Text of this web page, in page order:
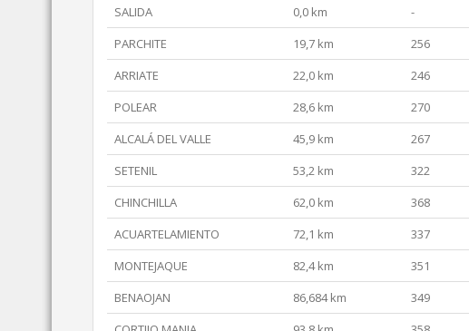
SALIDA 0,0 km -
PARCHITE
19,7 km 256
ARRIATE
22,0 km 246
POLEAR
28,6 km 270
ALCALÁ DEL VALLE
45,9 km 267
SETENIL
53,2 km 322
CHINCHILLA
62,0 km 368
ACUARTELAMIENTO
72,1 km 337
MONTEJAQUE
82,4 km 351
BENAOJAN
86,684 km 349